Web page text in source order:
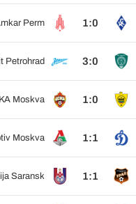
Perm 1:0
Petrohrad 3:0
Moskva 1:0
Moskva 1:1
Saransk 1:1